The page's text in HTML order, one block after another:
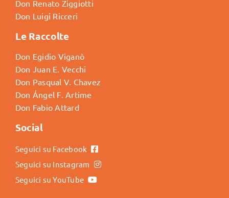
Don Renato Ziggiotti
Don Luigi Ricceri
Le Raccolte
Don Egidio Viganò
Don Juan E. Vecchi
Don Pasqual V. Chavez
Don Ángel F. Artime
Don Fabio Attard
Social
Seguici su Facebook
Seguici su Instagram
Seguici su YouTube